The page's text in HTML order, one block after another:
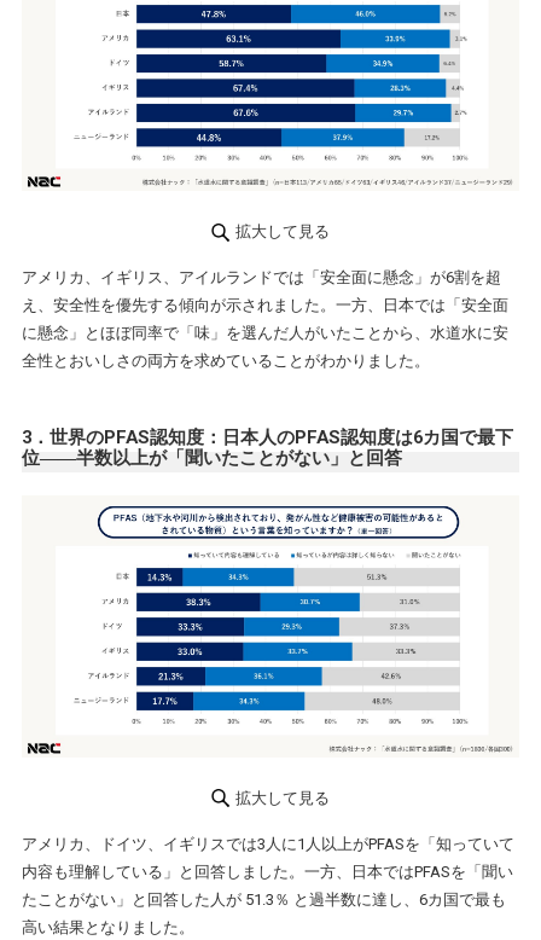
拡大して見る
アメリカ、イギリス、アイルランドでは「安全面に懸念」が6割を超
え、安全性を優先する傾向が示されました。一方、日本では「安全面
に懸念」とほぼ同率で「味」を選んだ人がいたことから、水道水に安
全性とおいしさの両方を求めていることがわかりました。
3．世界のPFAS認知度：日本人のPFAS認知度は6カ国で最下
位――半数以上が「聞いたことがない」と回答
拡大して見る
アメリカ、ドイツ、イギリスでは3人に1人以上がPFASを「知っていて
内容も理解している」と回答しました。一方、日本ではPFASを「聞い
たことがない」と回答した人が 51.3％ と過半数に達し、6カ国で最も
高い結果となりました。